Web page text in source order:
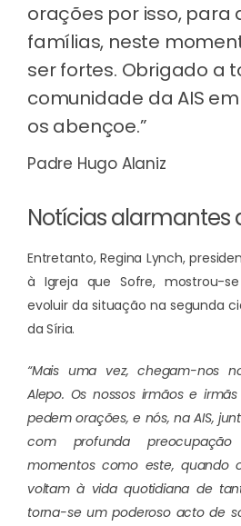
orações por isso, para
famílias, neste
ser fortes. Obrigado a
comunidade da AIS
os abençoe.”
Padre Hugo Alaniz
Notícias alarmantes
Entretanto, Regina Lynch,
à Igreja que Sofre, mostrou-
evoluir da situação na segunda
da Síria.
“Mais uma vez, chegam-nos
Alepo. Os nossos irmãos e
pedem orações, e nós, na AIS,
com profunda
momentos como este, quando
voltam à vida quotidiana de
torna-se um poderoso acto de